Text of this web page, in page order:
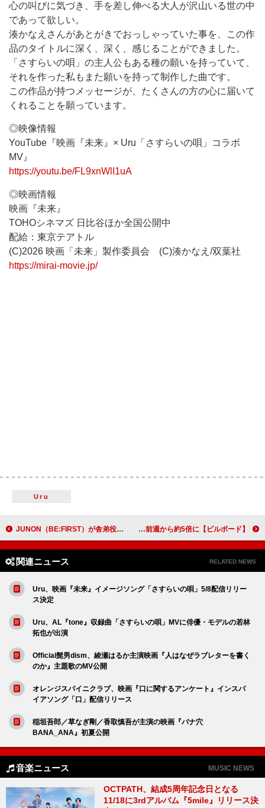
心の叫びに気づき、手を差し伸べる大人が沢山いる世の中
であって欲しい。
湊かなえさんがあとがきでおっしゃっていた事を、この作
品のタイトルに深く、深く、感じることができました。
「さすらいの唄」の主人公もある種の願いを持っていて、
それを作った私もまた願いを持って制作した曲です。
この作品が持つメッセージが、たくさんの方の心に届いて
くれることを願っています。
◎映像情報
YouTube『映画『未来』× Uru「さすらいの唄」コラボ
MV』
https://youtu.be/FL9xnWlI1uA
◎映画情報
映画『未来』
TOHOシネマズ 日比谷ほか全国公開中
配給：東京テアトル
(C)2026 映画「未来」製作委員会 (C)湊かなえ/双葉社
https://mirai-movie.jp/
Uru
JUNON（BE:FIRST）が舎弟役、柳楽優弥の主演映画『RYUJI 竜二』主要キャスト／特報映像など解禁 【ビルボード】昭和チャートは綾辻行人『十角館の殺人』が1位、書店売上が前週から約5倍に
関連ニュース RELATED NEWS
Uru、映画『未来』イメージソング「さすらいの唄」5/8配信リリー
ス決定
Uru、AL『tone』収録曲「さすらいの唄」MVに俳優・モデルの若林
拓也が出演
Official髭男dism、綾瀬はるか主演映画『人はなぜラブレターを書く
のか』主題歌のMV公開
オレンジスパイニクラブ、映画『口に関するアンケート』インスパ
イアソング「口」配信リリース
稲垣吾郎／草なぎ剛／香取慎吾が主演の映画『バナ穴
BANA_ANA』初夏公開
音楽ニュース MUSIC NEWS
OCTPATH、結成5周年記念日となる
11/18に3rdアルバム『5mile』リリース決